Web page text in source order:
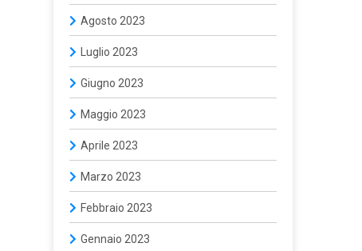
Agosto 2023
Luglio 2023
Giugno 2023
Maggio 2023
Aprile 2023
Marzo 2023
Febbraio 2023
Gennaio 2023